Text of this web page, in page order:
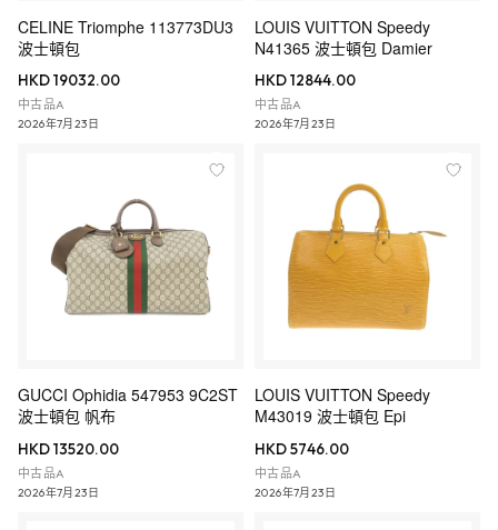
CELINE Triomphe 113773DU3
波士頓包
HKD 19032.00
中古品A
2026年7月23日
LOUIS VUITTON Speedy
N41365 波士頓包 Damier
HKD 12844.00
中古品A
2026年7月23日
GUCCI Ophidia 547953 9C2ST
波士頓包 帆布
HKD 13520.00
中古品A
2026年7月23日
LOUIS VUITTON Speedy
M43019 波士頓包 Epi
HKD 5746.00
中古品A
2026年7月23日